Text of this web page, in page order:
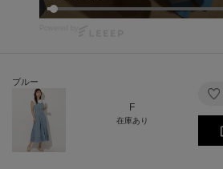
ブルー
F
在庫あり